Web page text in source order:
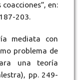
en:
203.
mediata con
problema de
una teoría
pp. 249-